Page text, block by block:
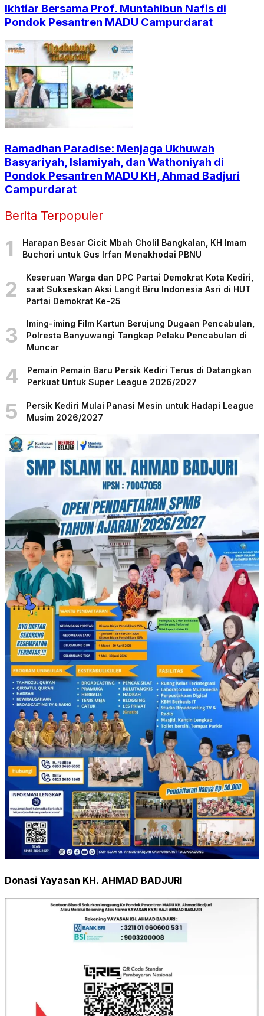
Ikhtiar Bersama Prof. Muntahibun Nafis di
Pondok Pesantren MADU Campurdarat
Ramadhan Paradise: Menjaga Ukhuwah
Basyariyah, Islamiyah, dan Wathoniyah di
Pondok Pesantren MADU KH, Ahmad Badjuri
Campurdarat
Berita Terpopuler
1
Harapan Besar Cicit Mbah Cholil Bangkalan, KH Imam
Buchori untuk Gus Irfan Menakhodai PBNU
2
Keseruan Warga dan DPC Partai Demokrat Kota Kediri,
saat Sukseskan Aksi Langit Biru Indonesia Asri di HUT
Partai Demokrat Ke-25
3
Iming-iming Film Kartun Berujung Dugaan Pencabulan,
Polresta Banyuwangi Tangkap Pelaku Pencabulan di
Muncar
4
Pemain Pemain Baru Persik Kediri Terus di Datangkan
Perkuat Untuk Super League 2026/2027
5
Persik Kediri Mulai Panasi Mesin untuk Hadapi League
Musim 2026/2027
Donasi Yayasan KH. AHMAD BADJURI